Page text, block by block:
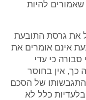
שאמורים להיות
את גרסת התובעת
אינם אומרים את
כי עדי
כך, אין בחוסר
התגבשותו של הסכם
כלל לא